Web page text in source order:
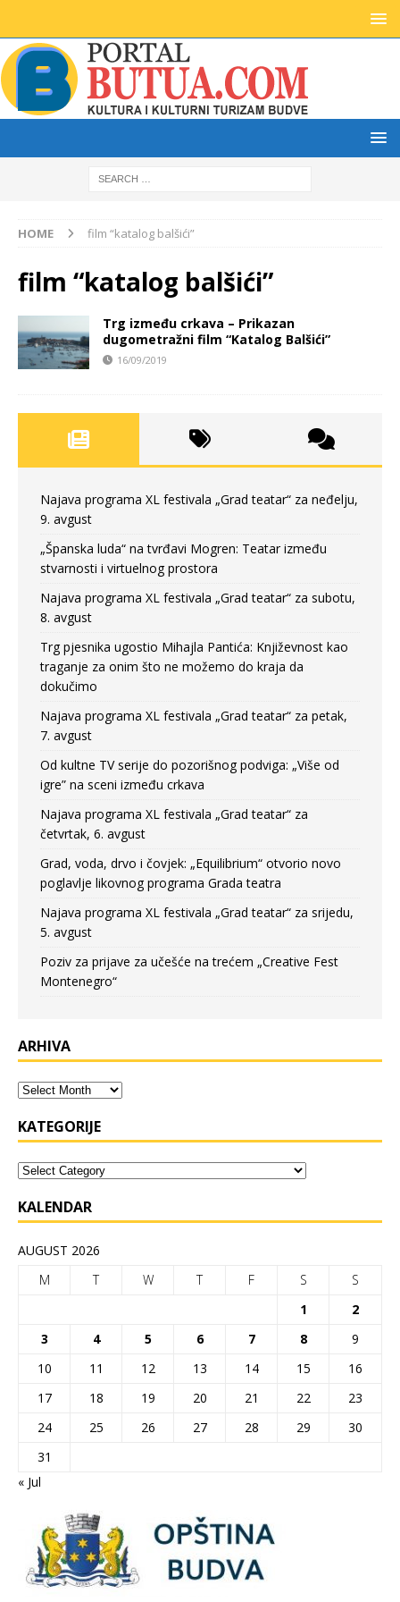
HOME film “katalog balšići”
film “katalog balšići”
Trg između crkava – Prikazan
dugometražni film “Katalog Balšići”
16/09/2019
Najava programa XL festivala „Grad teatar“ za neđelju,
9. avgust
„Španska luda“ na tvrđavi Mogren: Teatar između
stvarnosti i virtuelnog prostora
Najava programa XL festivala „Grad teatar“ za subotu,
8. avgust
Trg pjesnika ugostio Mihajla Pantića: Književnost kao
traganje za onim što ne možemo do kraja da
dokučimo
Najava programa XL festivala „Grad teatar“ za petak,
7. avgust
Od kultne TV serije do pozorišnog podviga: „Više od
igre” na sceni između crkava
Najava programa XL festivala „Grad teatar“ za
četvrtak, 6. avgust
Grad, voda, drvo i čovjek: „Equilibrium“ otvorio novo
poglavlje likovnog programa Grada teatra
Najava programa XL festivala „Grad teatar“ za srijedu,
5. avgust
Poziv za prijave za učešće na trećem „Creative Fest
Montenegro“
ARHIVA
KATEGORIJE
KALENDAR
AUGUST 2026
M
T W T F S
S
1
2
3
4 5 6 7 8
9
10
11 12 13 14 15
16
17
18 19 20 21 22
23
24
25 26 27 28 29
30
31
« Jul